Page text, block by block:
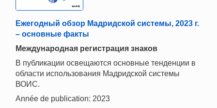
Ежегодный обзор Мадридской системы, 2023 г.
– основные факты
Международная регистрация знаков
В публикации освещаются основные тенденции в
области использования Мадридской системы
ВОИС.
Année de publication: 2023